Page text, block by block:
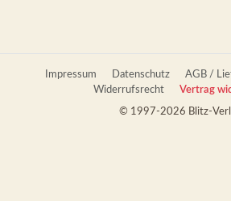
Impressum Datenschutz
AGB /
Widerrufsrecht
Vertrag
© 1997-2026 Blitz-